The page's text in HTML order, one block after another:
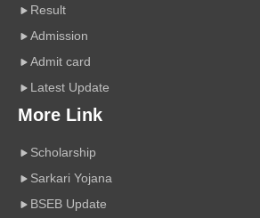
Result
Admission
Admit card
Latest Update
More Link
Scholarship
Sarkari Yojana
BSEB Update